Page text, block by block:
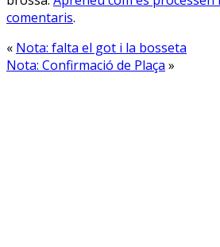
comentaris.
« Nota: falta el got i la bosseta
Nota: Confirmació de Plaça »